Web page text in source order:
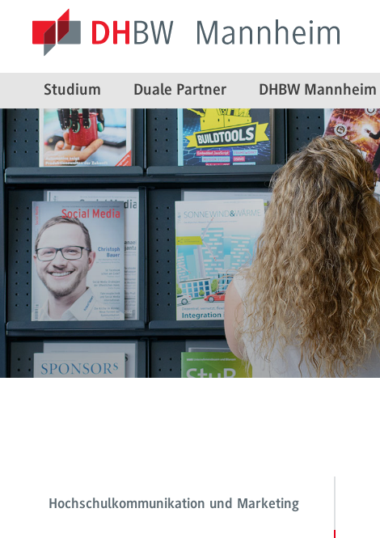
Studium Duale Partner DHBW Mannheim
Hochschulkommunikation und Marketing